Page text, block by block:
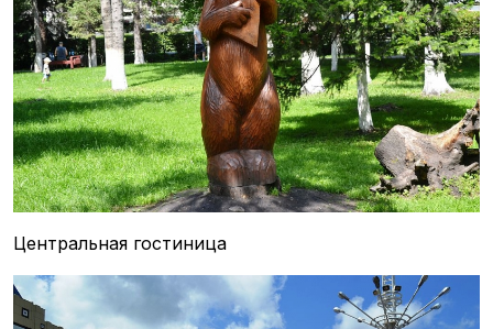
Центральная гостиница